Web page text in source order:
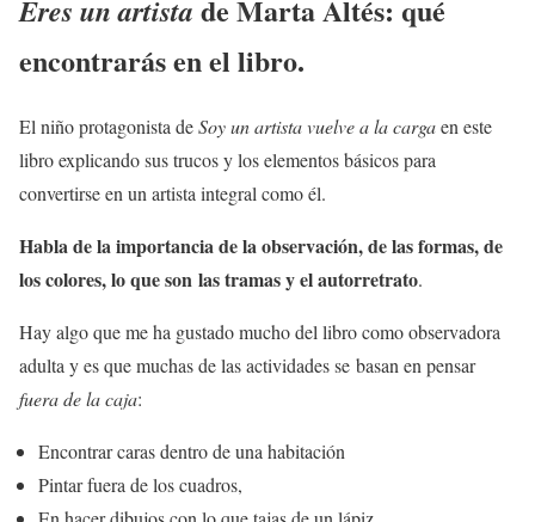
Eres un artista de Marta Altés: qué
encontrarás en el libro.
El niño protagonista deSoy un artistavuelve a la cargaen este
libro explicando sus trucos y los elementos básicos para
convertirse en un artista integral como él.
Habla de la importancia de la observación, de las formas, de
los colores, lo que son las tramas y el autorretrato.
Hay algo que me ha gustado mucho del libro como observadora
adulta y es que muchas de las actividades se basan en pensar
fuera de la caja:
Encontrar caras dentro de una habitación
Pintar fuera de los cuadros,